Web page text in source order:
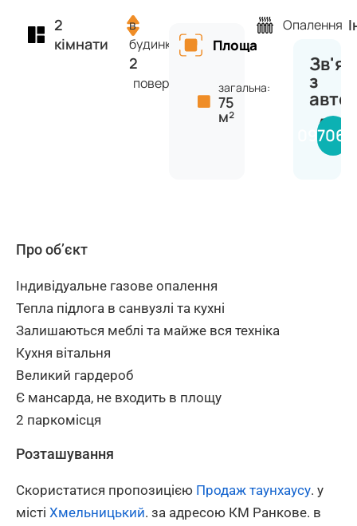
2
кімнати
в
будинку
2
поверхів
Площа
загальна:
75
м²
Опалення
з
Про об’єкт
Індивідуальне газове опалення
Тепла підлога в санвузлі та кухні
Залишаються меблі та майже вся техніка
Кухня вітальня
Великий гардероб
Є мансарда, не входить в площу
2 паркомісця
Розташування
Скористатися пропозицією Продаж таунхаусу. у
місті Хмельницький. за адресою КМ Ранкове. в